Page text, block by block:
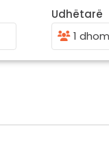
Udhëtarë
1